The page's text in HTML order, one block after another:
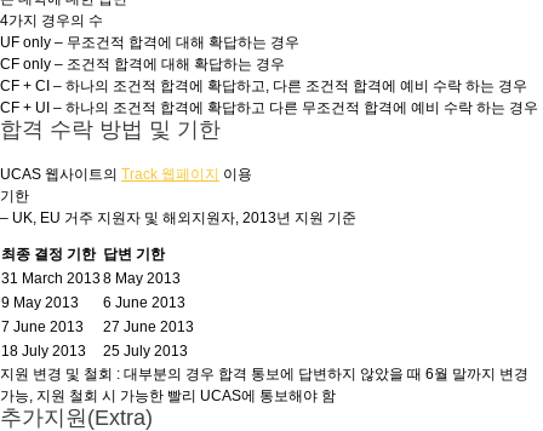
4가지 경우의 수
UF only – 무조건적 합격에 대해 확답하는 경우
CF only – 조건적 합격에 대해 확답하는 경우
CF + CI – 하나의 조건적 합격에 확답하고, 다른 조건적 합격에 예비 수락 하는 경우
CF + UI – 하나의 조건적 합격에 확답하고 다른 무조건적 합격에 예비 수락 하는 경우
합격 수락 방법 및 기한
UCAS 웹사이트의 Track 웹페이지 이용
기한
– UK, EU 거주 지원자 및 해외지원자, 2013년 지원 기준
최종 결정 기한 답변 기한
31 March 20138 May 2013
9 May 2013
6 June 2013
7 June 2013
27 June 2013
18 July 2013
25 July 2013
지원 변경 및 철회 : 대부분의 경우 합격 통보에 답변하지 않았을 때 6월 말까지 변경
가능, 지원 철회 시 가능한 빨리 UCAS에 통보해야 함
추가지원(Extra)